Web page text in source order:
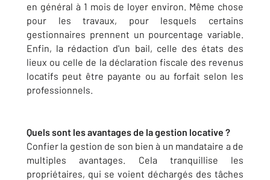
en général à 1 mois de loyer environ. Même chose
pour les travaux, pour lesquels certains
gestionnaires prennent un pourcentage variable.
Enfin, la rédaction d'un bail, celle des états des
lieux ou celle de la déclaration fiscale des revenus
locatifs peut être payante ou au forfait selon les
professionnels.
Quels sont les avantages de la gestion locative ?
Confier la gestion de son bien à un mandataire a de
multiples avantages. Cela tranquillise les
propriétaires, qui se voient déchargés des tâches